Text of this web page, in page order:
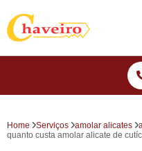
Home Serviços amolar alicates
quanto custa amolar alicate de